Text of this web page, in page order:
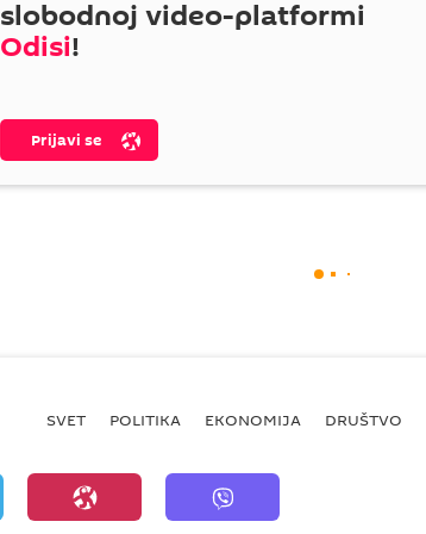
slobodnoj video-platformi
Odisi!
Prijavi se
SVET POLITIKA EKONOMIJA DRUŠTVO